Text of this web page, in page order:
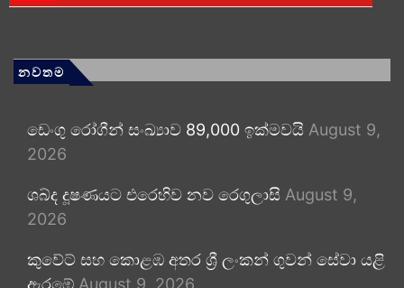
නවතම
ඩෙංගු රෝගීන් සංඛ්‍යාව 89,000 ඉක්මවයි August 9,
2026
ශබ්ද දූෂණයට එරෙහිව නව රෙගුලාසි August 9,
2026
කුවේට් සහ කොළඹ අතර ශ්‍රී ලංකන් ගුවන් සේවා යළි
ඇරඹේ August 9, 2026